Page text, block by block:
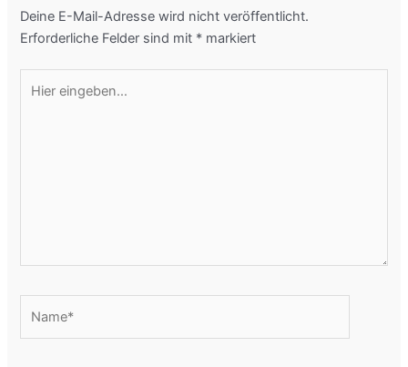
Deine E-Mail-Adresse wird nicht veröffentlicht.
Erforderliche Felder sind mit * markiert
eingeben…